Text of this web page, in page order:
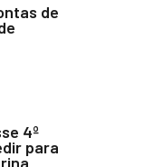
de
4º
para